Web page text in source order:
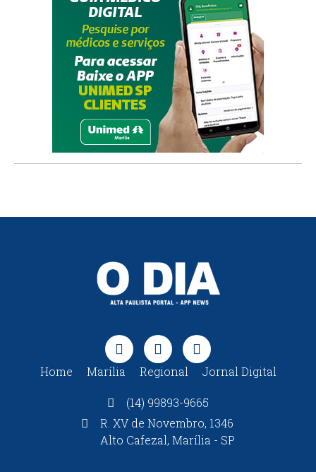
Home Marília Regional Jornal Digital
(14) 99893-9665
R. XV de Novembro, 1346
Alto Cafezal, Marília - SP